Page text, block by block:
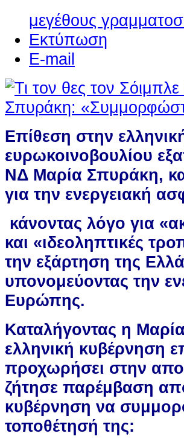
μεγέθους
Εκτύπωση
E-mail
Επίθεση στην
ευρωκοινοβουλίου
ΝΔ Μαρία Σπυράκη,
για την ενεργειακή
κάνοντας λόγο για
και «ιδεοληπτικές
την εξάρτηση της
υπονομεύοντας την
Ευρώπης.
Καταλήγοντας η
ελληνική κυβέρνηση
προχωρήσει στην
ζήτησε παρέμβαση
κυβέρνηση να
τοποθέτησή της: